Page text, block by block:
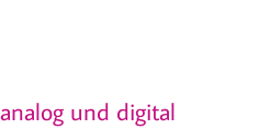
und digital